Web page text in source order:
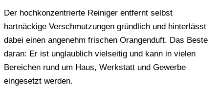
Der hochkonzentrierte Reiniger entfernt selbst
hartnäckige Verschmutzungen gründlich und hinterlässt
dabei einen angenehm frischen Orangenduft. Das Beste
daran: Er ist unglaublich vielseitig und kann in vielen
Bereichen rund um Haus, Werkstatt und Gewerbe
eingesetzt werden.